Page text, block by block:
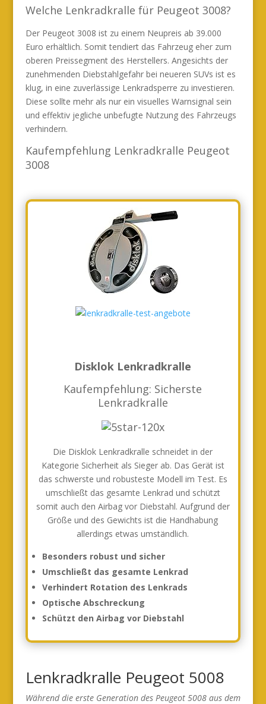
Welche Lenkradkralle für Peugeot 3008?
Der Peugeot 3008 ist zu einem Neupreis ab 39.000
Euro erhältlich. Somit tendiert das Fahrzeug eher zum
oberen Preissegment des Herstellers. Angesichts der
zunehmenden Diebstahlgefahr bei neueren SUVs ist es
klug, in eine zuverlässige Lenkradsperre zu investieren.
Diese sollte mehr als nur ein visuelles Warnsignal sein
und effektiv jegliche unbefugte Nutzung des Fahrzeugs
verhindern.
Kaufempfehlung Lenkradkralle Peugeot
3008
Disklok Lenkradkralle
Kaufempfehlung: Sicherste
Lenkradkralle
Die Disklok Lenkradkralle schneidet in der
Kategorie Sicherheit als Sieger ab. Das Gerät ist
das schwerste und robusteste Modell im Test. Es
umschließt das gesamte Lenkrad und schützt
somit auch den Airbag vor Diebstahl. Aufgrund der
Größe und des Gewichts ist die Handhabung
allerdings etwas umständlich.
Besonders robust und sicher
Umschließt das gesamte Lenkrad
Verhindert Rotation des Lenkrads
Optische Abschreckung
Schützt den Airbag vor Diebstahl
Lenkradkralle Peugeot 5008
Während die erste Generation des Peugeot 5008 aus dem